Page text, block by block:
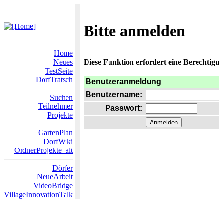
Bitte anmelden
Home
Neues
TestSeite
DorfTratsch
Suchen
Teilnehmer
Projekte
GartenPlan
DorfWiki
OrdnerProjekte_alt
Dörfer
NeueArbeit
VideoBridge
VillageInnovationTalk
Diese Funktion erfordert eine
Benutzeranmeldung
Benutzername:
Passwort: